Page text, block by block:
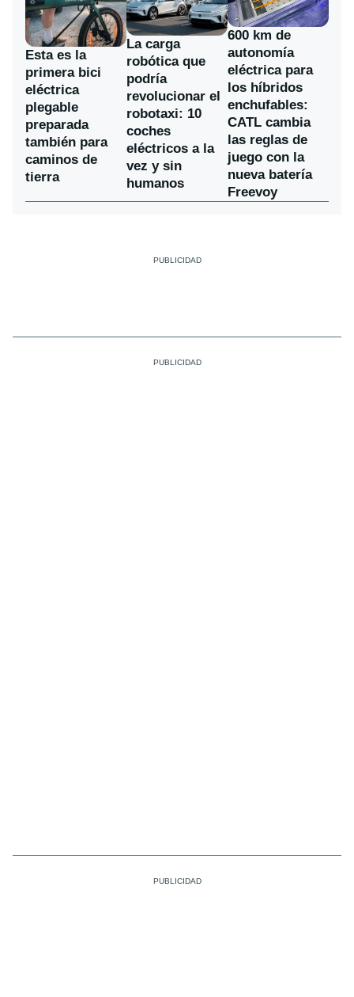
Esta es la
primera bici
eléctrica
plegable
preparada
también para
caminos de
tierra
La carga
robótica que
podría
revolucionar el
robotaxi: 10
coches
eléctricos a la
vez y sin
humanos
600 km de
autonomía
eléctrica para
los híbridos
enchufables:
CATL cambia
las reglas de
juego con la
nueva batería
Freevoy